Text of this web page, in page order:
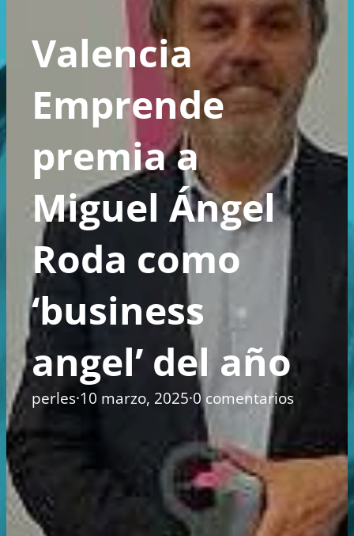
Valencia
Emprende
premia a
Miguel Ángel
Roda como
‘business
angel’ del año
perles·10 marzo, 2025·0 comentarios